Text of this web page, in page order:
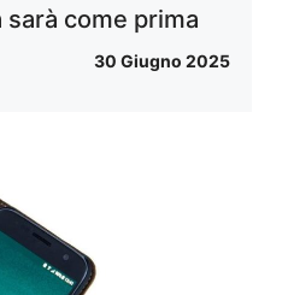
come prima
30 Giugno 2025